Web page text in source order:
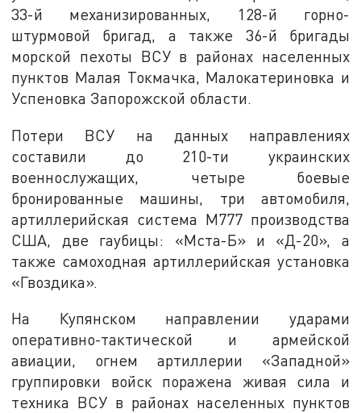
33-й механизированных, 128-й горно-
штурмовой бригад, а также 36-й бригады
морской пехоты ВСУ в районах населенных
пунктов Малая Токмачка, Малокатериновка и
Успеновка Запорожской области.
Потери ВСУ на данных направлениях
составили до 210-ти украинских
военнослужащих, четыре боевые
бронированные машины, три автомобиля,
артиллерийская система М777 производства
США, две гаубицы: «Мста-Б» и «Д-20», а
также самоходная артиллерийская установка
«Гвоздика».
На Купянском направлении ударами
оперативно-тактической и армейской
авиации, огнем артиллерии «Западной»
группировки войск поражена живая сила и
техника ВСУ в районах населенных пунктов